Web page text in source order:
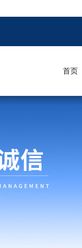
首页